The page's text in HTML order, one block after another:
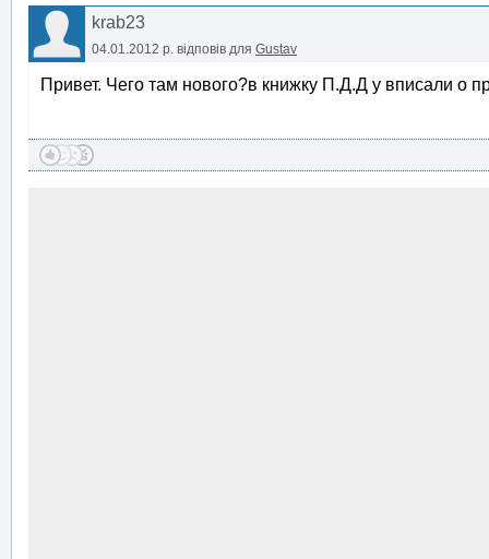
krab23
04.01.2012 р. відповів для Gustav
Привет. Чего там нового?в книжку П.Д.Д у вписали о